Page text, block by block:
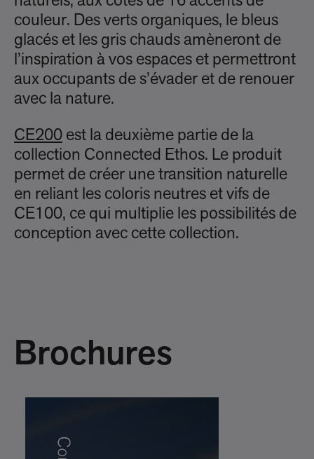
couleur. Des verts organiques, le bleus
glacés et les gris chauds amèneront de
l’inspiration à vos espaces et permettront
aux occupants de s’évader et de renouer
avec la nature.
CE200 est la deuxième partie de la
collection Connected Ethos. Le produit
permet de créer une transition naturelle
en reliant les coloris neutres et vifs de
CE100, ce qui multiplie les possibilités de
conception avec cette collection.
Brochures